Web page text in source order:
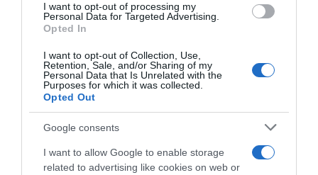
I want to opt-out of processing my
Personal Data for Targeted Advertising.
Opted In
I want to opt-out of Collection, Use,
Retention, Sale, and/or Sharing of my
Personal Data that Is Unrelated with the
Purposes for which it was collected.
Opted Out
Google consents
I want to allow Google to enable storage
related to advertising like cookies on web or